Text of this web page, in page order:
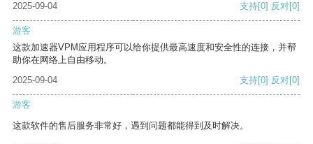
2025-09-04 支持[0] 反对[0]
游客
这款加速器VPM应用程序可以给你提供最高速度和安全性的连接，并帮
助你在网络上自由移动。
2025-09-04
支持[0] 反对[0]
游客
这款软件的售后服务非常好，遇到问题都能得到及时解决。